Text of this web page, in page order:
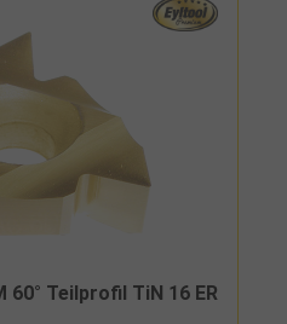
Teilprofil TiN 16 ER